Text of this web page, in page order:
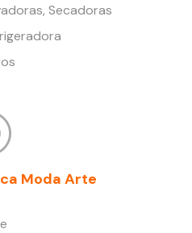
Secadoras
Moda Arte